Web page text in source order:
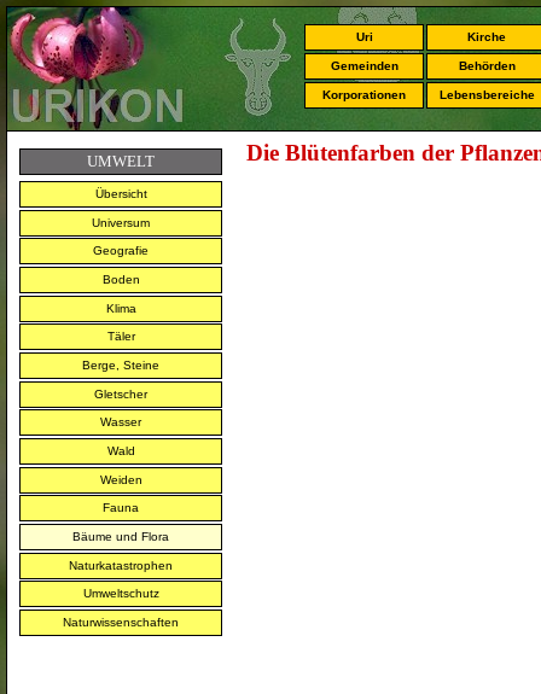
Uri Kirche
Gemeinden Behörden
Korporationen Lebensbereiche
UMWELT
Übersicht
Universum
Geografie
Boden
Klima
Täler
Berge, Steine
Gletscher
Wasser
Wald
Weiden
Fauna
Bäume und Flora
Naturkatastrophen
Umweltschutz
Naturwissenschaften
Die Blütenfarben der